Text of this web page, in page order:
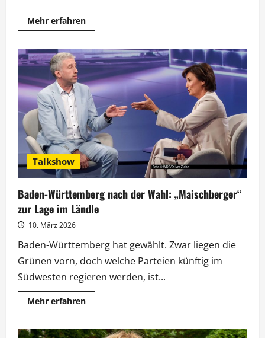
Mehr erfahrenMehr
Informationen
und
SPD
Umfragetief:
Kühnert
und
Amthor
bei
„Maischberger“
Talkshow
Baden-Württemberg nach der Wahl: „Maischberger“
zur Lage im Ländle
10. März 2026
Baden-Württemberg hat gewählt. Zwar liegen die
Grünen vorn, doch welche Parteien künftig im
Südwesten regieren werden, ist...
Mehr erfahrenMehr
Informationen
Württemberg